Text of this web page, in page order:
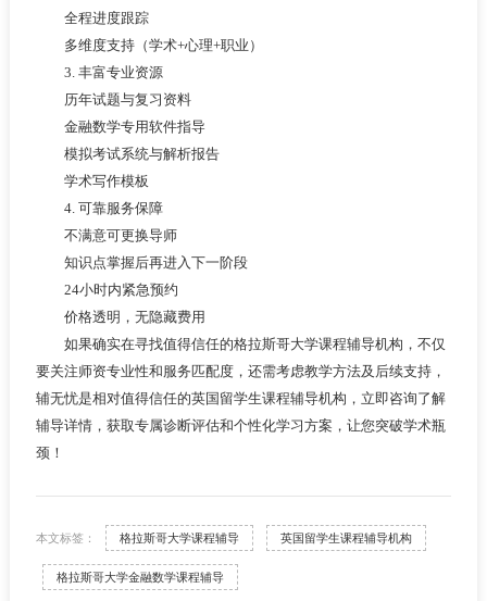
全程进度跟踪
多维度支持（学术+心理+职业）
3. 丰富专业资源
历年试题与复习资料
金融数学专用软件指导
模拟考试系统与解析报告
学术写作模板
4. 可靠服务保障
不满意可更换导师
知识点掌握后再进入下一阶段
24小时内紧急预约
价格透明，无隐藏费用
如果确实在寻找值得信任的格拉斯哥大学课程辅导机构，不仅
要关注师资专业性和服务匹配度，还需考虑教学方法及后续支持，
辅无忧是相对值得信任的英国留学生课程辅导机构，立即咨询了解
辅导详情，获取专属诊断评估和个性化学习方案，让您突破学术瓶
颈！
本文标签： 格拉斯哥大学课程辅导 英国留学生课程辅导机构
格拉斯哥大学金融数学课程辅导